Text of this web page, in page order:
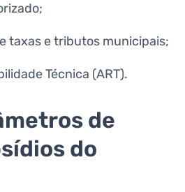
taxas e tributos municipais;
Técnica (ART).
de
do